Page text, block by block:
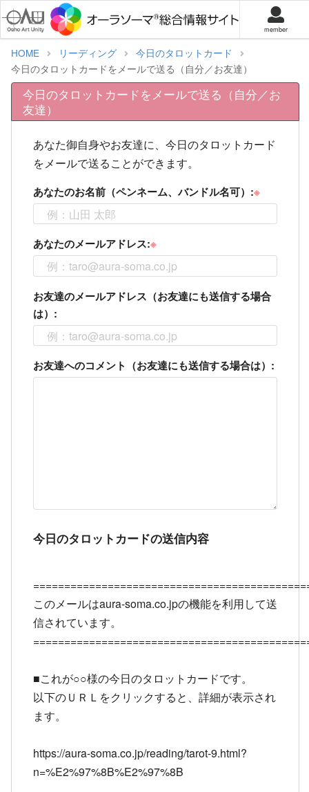
member
HOME リーディング
今日のタロットカード
今日のタロットカードをメールで送る（自分／お友達）
今日のタロットカードをメールで送る（自分／お
友達）
あなた御自身やお友達に、今日のタロットカード
をメールで送ることができます。
あなたのお名前（ペンネーム、バンドル名可）:
あなたのメールアドレス:
お友達のメールアドレス（お友達にも送信する場合
は）:
お友達へのコメント（お友達にも送信する場合は）:
今日のタロットカードの送信内容
このメールはaura-soma.co.jpの機能を利用して送
信されています。
■これが○○様の今日のタロットカードです。
以下のＵＲＬをクリックすると、詳細が表示され
ます。
https://aura-soma.co.jp/reading/tarot-9.html?
n=%E2%97%8B%E2%97%8B